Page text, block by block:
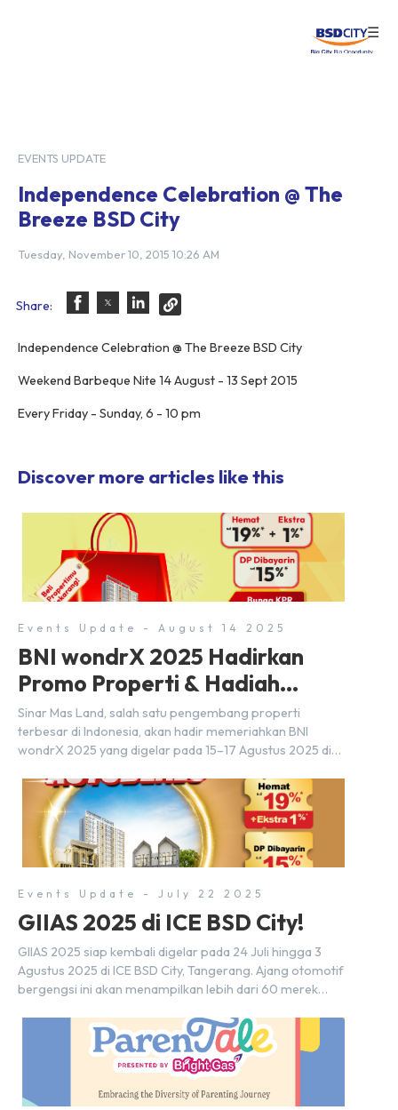
☰
EVENTS UPDATE
Independence Celebration @ The
Breeze BSD City
Tuesday, November 10, 2015 10:26 AM
Share:
Independence Celebration @ The Breeze BSD City
Weekend Barbeque Nite 14 August - 13 Sept 2015
Every Friday - Sunday, 6 - 10 pm
Discover more articles like this
Events Update - August 14 2025
BNI wondrX 2025 Hadirkan
Promo Properti & Hadiah
Eksklusif
Sinar Mas Land, salah satu pengembang properti
terbesar di Indonesia, akan hadir memeriahkan BNI
wondrX 2025 yang digelar pada 15–17 Agustus 2025 di
di Hall 9, Booth Sinar Mas Land. Partisipasi ini menjadi
wujud komitmen Sinar Mas Land dalam memberikan
kemudahan dan pengalaman berbeda bagi para pencari
hunian […]
Events Update - July 22 2025
GIIAS 2025 di ICE BSD City!
GIIAS 2025 siap kembali digelar pada 24 Juli hingga 3
Agustus 2025 di ICE BSD City, Tangerang. Ajang otomotif
bergengsi ini akan menampilkan lebih dari 60 merek
pendukung. Tak hanya menjadi pusat perhatian bagi
para pecinta otomotif, GIIAS juga menjadi tempat
berkumpulnya komunitas dan pelaku industri untuk